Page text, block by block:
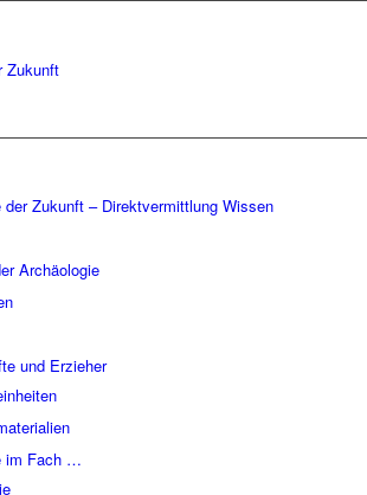
der Zukunft – Direktvermittlung Wissen
Archäologie
und Erzieher
im Fach …